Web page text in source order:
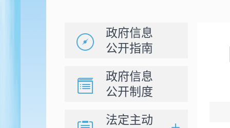
政府信息
公开指南
政府信息
公开制度
法定主动